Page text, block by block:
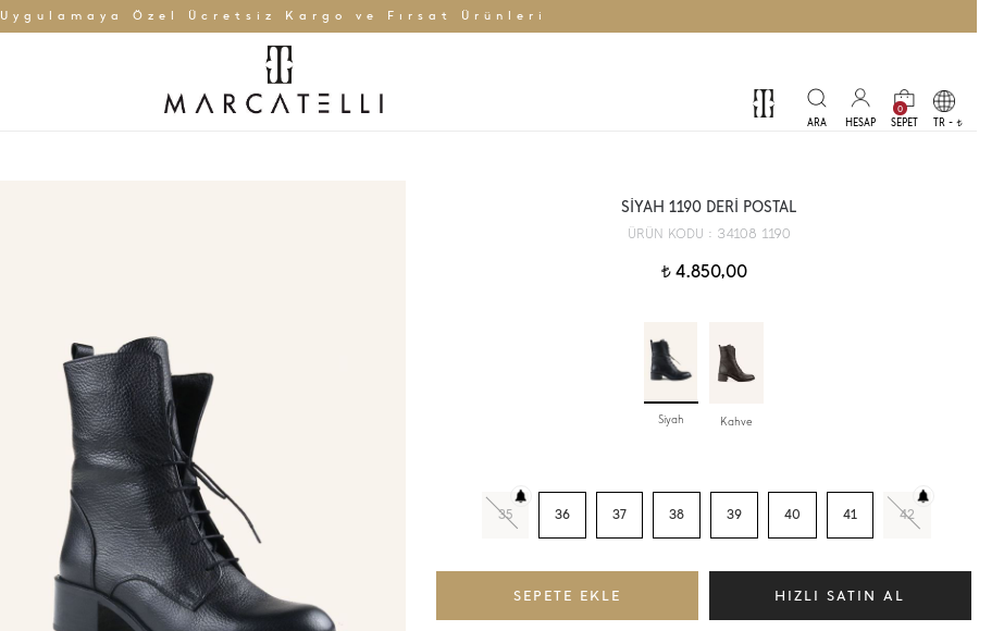
Uygulamaya Özel Ücretsiz Kargo ve Fırsat Ürünleri
0
TR - t
SİYAH 1190 DERİ POSTAL
ÜRÜN KODU : 34108 1190
t4.850,00
Siyah Kahve
35 36 37 38 39 40 41 42